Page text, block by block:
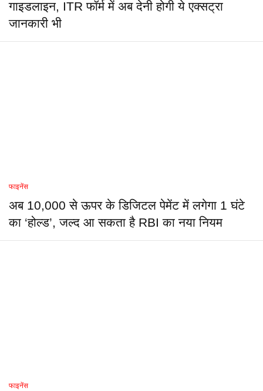
गाइडलाइन, ITR फॉर्म में अब देनी होगी ये एक्सट्रा
जानकारी भी
फाइनेंस
अब 10,000 से ऊपर के डिजिटल पेमेंट में लगेगा 1 घंटे
का ‘होल्ड’, जल्द आ सकता है RBI का नया नियम
फाइनेंस